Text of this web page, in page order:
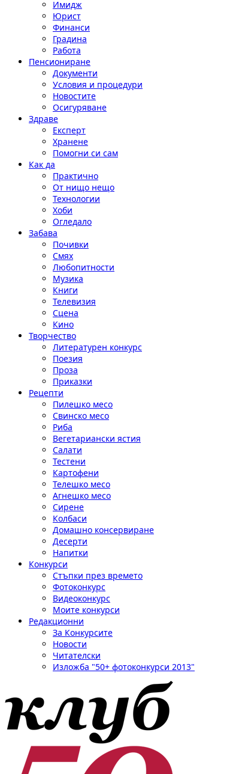
Имидж
Юрист
Финанси
Градина
Работа
Пенсиониране
Документи
Условия и процедури
Новостите
Осигуряване
Здраве
Експерт
Хранене
Помогни си сам
Как да
Практично
От нищо нещо
Технологии
Хоби
Огледало
Забава
Почивки
Смях
Любопитности
Музика
Книги
Телевизия
Сцена
Кино
Творчество
Литературен конкурс
Поезия
Проза
Приказки
Рецепти
Пилешко месо
Свинско месо
Риба
Вегетариански ястия
Салати
Тестени
Картофени
Телешко месо
Агнешко месо
Сирене
Колбаси
Домашно консервиране
Десерти
Напитки
Конкурси
Стъпки през времето
Фотоконкурс
Видеоконкурс
Моите конкурси
Редакционни
За Конкурсите
Новости
Читателски
Изложба "50+ фотоконкурси 2013"